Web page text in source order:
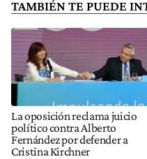
TAMBIÉN TE PUEDE
La oposición reclama juicio
político contra Alberto
Fernández por defender a
Cristina Kirchner